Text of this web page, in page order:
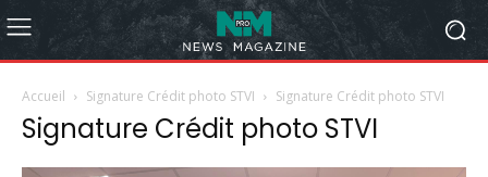
Accueil Signature Crédit photo STVI Signature Crédit photo STVI
Signature Crédit photo STVI